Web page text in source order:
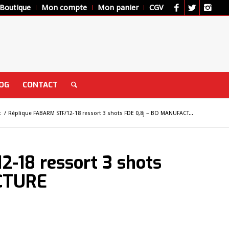
Boutique Mon compte Mon panier CGV
CONTACT
/ Réplique FABARM STF/12-18 ressort 3 shots FDE 0,8j – BO MANUFACT...
18 ressort 3 shots